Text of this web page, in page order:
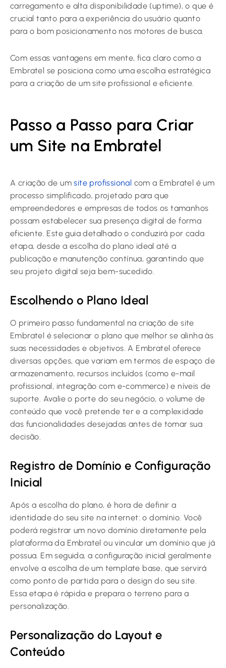
carregamento e alta disponibilidade (uptime), o que é
crucial tanto para a experiência do usuário quanto
para o bom posicionamento nos motores de busca.
Com essas vantagens em mente, fica claro como a
Embratel se posiciona como uma escolha estratégica
para a criação de um site profissional e eficiente.
Passo a Passo para Criar
um Site na Embratel
A criação de umsite profissional com a Embratel é um
processo simplificado, projetado para que
empreendedores e empresas de todos os tamanhos
possam estabelecer sua presença digital de forma
eficiente. Este guia detalhado o conduzirá por cada
etapa, desde a escolha do plano ideal até a
publicação e manutenção contínua, garantindo que
seu projeto digital seja bem-sucedido.
Escolhendo o Plano Ideal
O primeiro passo fundamental na criação de site
Embratel é selecionar o plano que melhor se alinha às
suas necessidades e objetivos. A Embratel oferece
diversas opções, que variam em termos de espaço de
armazenamento, recursos incluídos (como e-mail
profissional, integração com e-commerce) e níveis de
suporte. Avalie o porte do seu negócio, o volume de
conteúdo que você pretende ter e a complexidade
das funcionalidades desejadas antes de tomar sua
decisão.
Registro de Domínio e Configuração
Inicial
Após a escolha do plano, é hora de definir a
identidade do seu site na internet: o domínio. Você
poderá registrar um novo domínio diretamente pela
plataforma da Embratel ou vincular um domínio que já
possua. Em seguida, a configuração inicial geralmente
envolve a escolha de um template base, que servirá
como ponto de partida para o design do seu site.
Essa etapa é rápida e prepara o terreno para a
personalização.
Personalização do Layout e
Conteúdo